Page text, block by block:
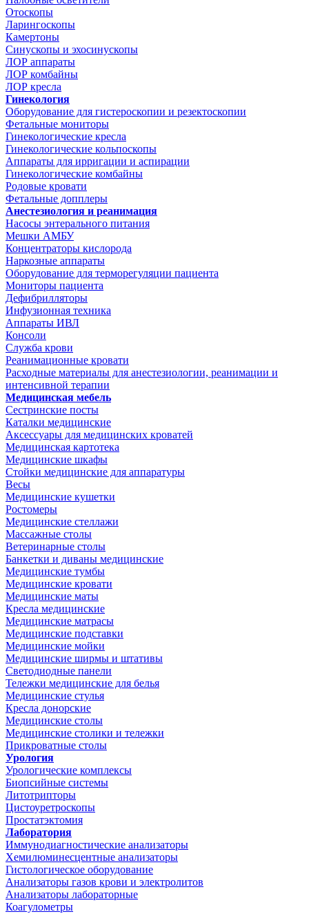
Отоскопы
Ларингоскопы
Камертоны
Синускопы и эхосинускопы
ЛОР аппараты
ЛОР комбайны
ЛОР кресла
Гинекология
Оборудование для гистероскопии и резектоскопии
Фетальные мониторы
Гинекологические кресла
Гинекологические кольпоскопы
Аппараты для ирригации и аспирации
Гинекологические комбайны
Родовые кровати
Фетальные допплеры
Анестезиология и реанимация
Насосы энтерального питания
Мешки АМБУ
Концентраторы кислорода
Наркозные аппараты
Оборудование для терморегуляции пациента
Мониторы пациента
Дефибрилляторы
Инфузионная техника
Аппараты ИВЛ
Консоли
Служба крови
Реанимационные кровати
Расходные материалы для анестезиологии, реанимации и
интенсивной терапии
Медицинская мебель
Сестринские посты
Каталки медицинские
Аксессуары для медицинских кроватей
Медицинская картотека
Медицинские шкафы
Стойки медицинские для аппаратуры
Весы
Медицинские кушетки
Ростомеры
Медицинские стеллажи
Массажные столы
Ветеринарные столы
Банкетки и диваны медицинские
Медицинские тумбы
Медицинские кровати
Медицинские маты
Кресла медицинские
Медицинские матрасы
Медицинские подставки
Медицинские мойки
Медицинские ширмы и штативы
Светодиодные панели
Тележки медицинские для белья
Медицинские стулья
Кресла донорские
Медицинские столы
Медицинские столики и тележки
Прикроватные столы
Урология
Урологические комплексы
Биопсийные системы
Литотрипторы
Цистоуретроскопы
Простатэктомия
Лаборатория
Иммунодиагностические анализаторы
Хемилюминесцентные анализаторы
Гистологическое оборудование
Анализаторы газов крови и электролитов
Анализаторы лабораторные
Коагулометры